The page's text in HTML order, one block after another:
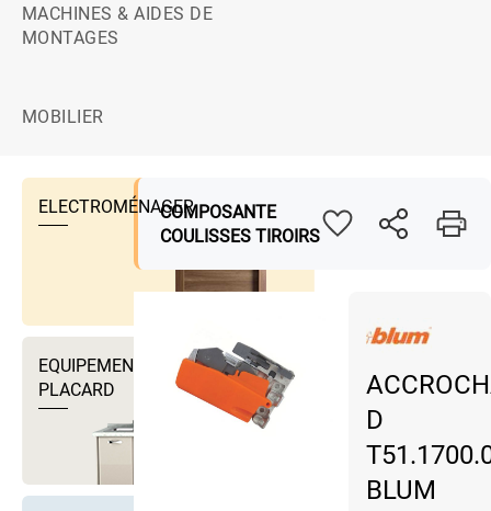
MACHINES & AIDES DE
MONTAGES
MOBILIER
ELECTROMÉNAGER
EQUIPEMENTS DRESSING ET
PLACARD
COMPOSANTE
COULISSES TIROIRS
D
BLUM